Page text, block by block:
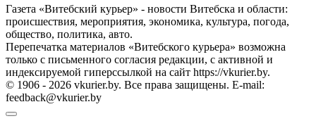
Газета «Витебский курьер» - новости Витебска и области:
происшествия, мероприятия, экономика, культура, погода,
общество, политика, авто.
Перепечатка материалов «Витебского курьера» возможна
только с письменного согласия редакции, с активной и
индексируемой гиперссылкой на сайт https://vkurier.by.
© 1906 - 2026 vkurier.by. Все права защищены. E-mail:
feedback@vkurier.by